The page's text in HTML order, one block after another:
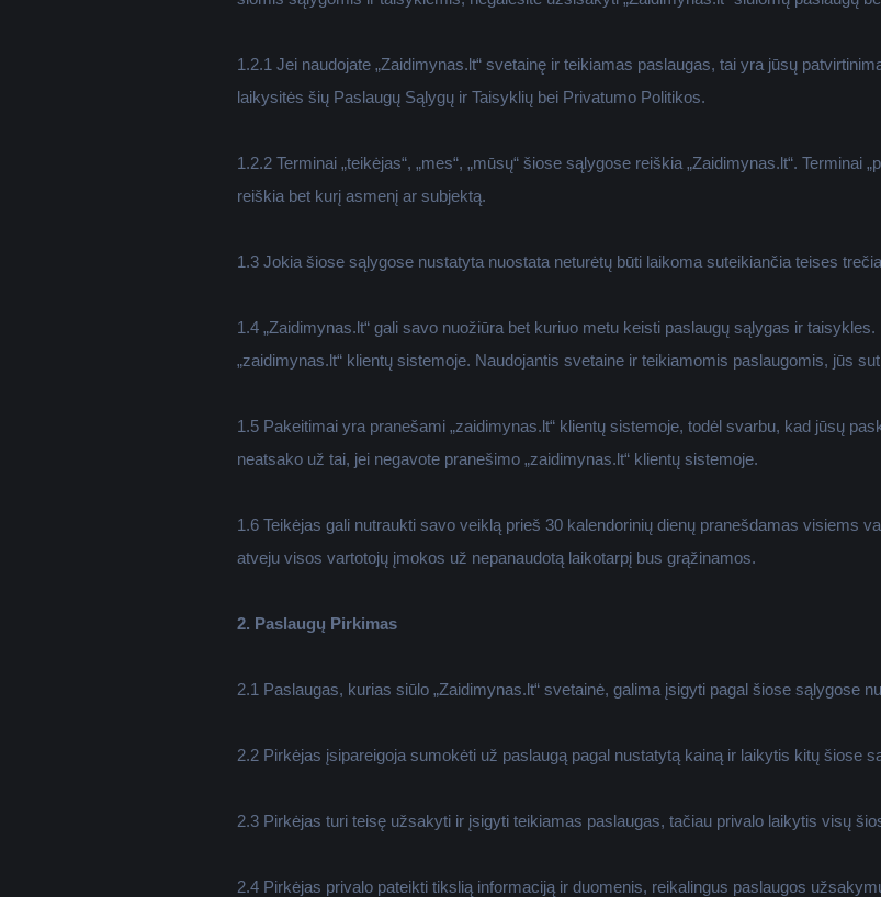
1.2.1 Jei naudojate „Zaidimynas.lt“ svetainę ir teikiamas paslaugas, tai yra jūsų
laikysitės šių Paslaugų Sąlygų ir Taisyklių bei Privatumo Politikos.
1.2.2 Terminai „teikėjas“, „mes“, „mūsų“ šiose sąlygose reiškia „Zaidimynas.lt“. Terminai
reiškia bet kurį asmenį ar subjektą.
1.3 Jokia šiose sąlygose nustatyta nuostata neturėtų būti laikoma suteikiančia teises
1.4 „Zaidimynas.lt“ gali savo nuožiūra bet kuriuo metu keisti paslaugų sąlygas ir
„zaidimynas.lt“ klientų sistemoje. Naudojantis svetaine ir teikiamomis paslaugomis, jūs
1.5 Pakeitimai yra pranešami „zaidimynas.lt“ klientų sistemoje, todėl svarbu, kad jūsų
neatsako už tai, jei negavote pranešimo „zaidimynas.lt“ klientų sistemoje.
1.6 Teikėjas gali nutraukti savo veiklą prieš 30 kalendorinių dienų pranešdamas visiems
atveju visos vartotojų įmokos už nepanaudotą laikotarpį bus grąžinamos.
2. Paslaugų Pirkimas
2.1 Paslaugas, kurias siūlo „Zaidimynas.lt“ svetainė, galima įsigyti pagal šiose sąlygose
2.2 Pirkėjas įsipareigoja sumokėti už paslaugą pagal nustatytą kainą ir laikytis kitų šiose
2.3 Pirkėjas turi teisę užsakyti ir įsigyti teikiamas paslaugas, tačiau privalo laikytis visų
2.4 Pirkėjas privalo pateikti tikslią informaciją ir duomenis, reikalingus paslaugos